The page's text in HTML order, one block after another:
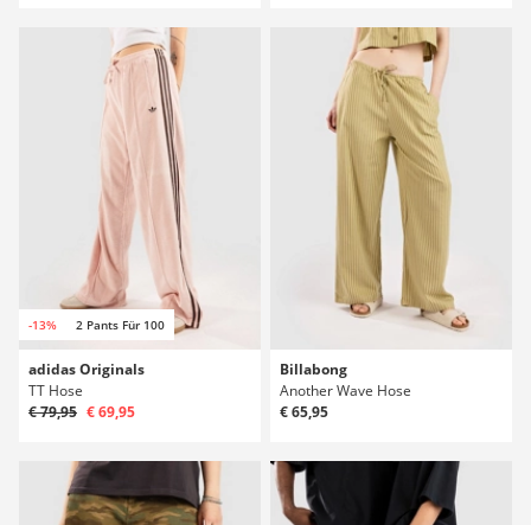
-13% 2 Pants Für 100
adidas Originals
TT Hose
€ 79,95 € 69,95
Billabong
Another Wave Hose
€ 65,95